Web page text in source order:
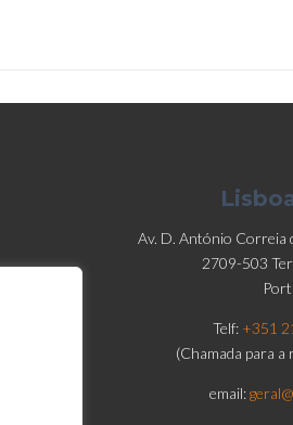
Av. D. António Correia
2709-503
Telf: +351
(Chamada para a
email: